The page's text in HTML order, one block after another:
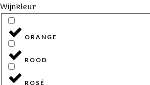
Wijnkleur
ORANGE
ROOD
ROSÉ